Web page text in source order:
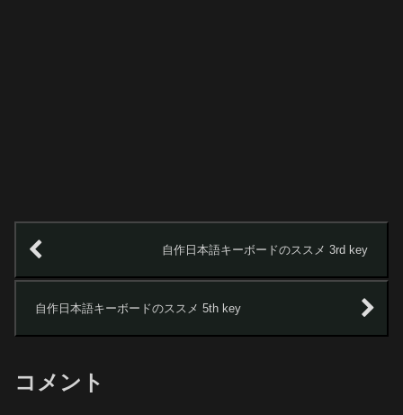
自作日本語キーボードのススメ 3rd key
自作日本語キーボードのススメ 5th key
コメント